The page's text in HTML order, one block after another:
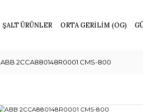
ŞALT ÜRÜNLER ORTA GERİLİM (OG)
ABB 2CCA880148R0001 CMS-800